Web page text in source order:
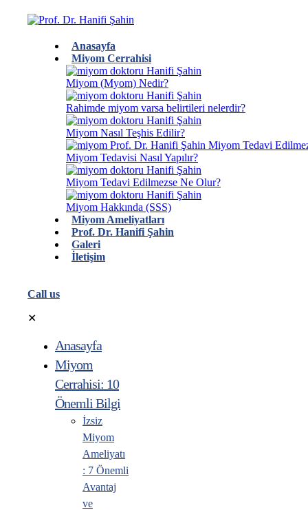
Anasayfa
Miyom Cerrahisi
Miyom (Myom) Nedir?
Rahimde miyom varsa belirtileri nelerdir?
Miyom Nasıl Teşhis Edilir?
Miyom Tedavisi Nasıl Yapılır?
Miyom Tedavi Edilmezse Ne Olur?
Miyom Hakkında (SSS)
Miyom Ameliyatları
Prof. Dr. Hanifi Şahin
Galeri
İletişim
Call us
✕
Anasayfa
Miyom
Cerrahisi: 10
Önemli Bilgi
İzsiz
Miyom
Ameliyatı
: 7 Önemli
Avantaj
ve